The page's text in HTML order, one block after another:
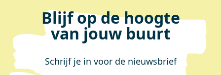
Blijf op de hoogte
van jouw buurt
Schrijf je in voor de nieuwsbrief